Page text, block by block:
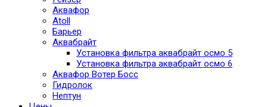
Аквафор
Atoll
Барьер
Аквабрайт
Установка фильтра аквабрайт осмо 5
Установка фильтра аквабрайт осмо 6
Аквафор Вотер Босс
Гидролок
Нептун